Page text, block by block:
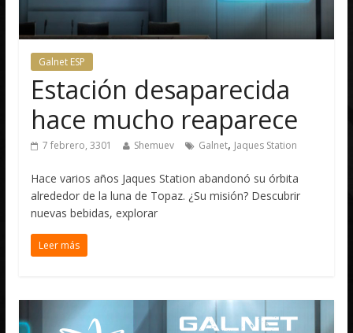
Galnet ESP
Estación desaparecida
hace mucho reaparece
7 febrero, 3301 Shemuev Galnet, Jaques Station
Hace varios años Jaques Station abandonó su órbita
alrededor de la luna de Topaz. ¿Su misión? Descubrir
nuevas bebidas, explorar
Leer más